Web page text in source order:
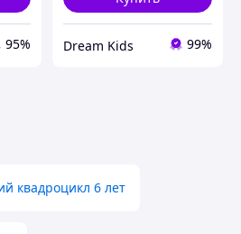
95% Dream Kids 99%
квадроцикл 6 лет